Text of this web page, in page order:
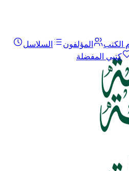
الكتب المؤلفون
السلاسل
كتبي المفضلة